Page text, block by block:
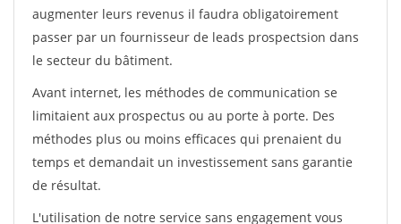
augmenter leurs revenus il faudra obligatoirement
passer par un fournisseur de leads prospectsion dans
le secteur du bâtiment.
Avant internet, les méthodes de communication se
limitaient aux prospectus ou au porte à porte. Des
méthodes plus ou moins efficaces qui prenaient du
temps et demandait un investissement sans garantie
de résultat.
L'utilisation de notre service sans engagement vous